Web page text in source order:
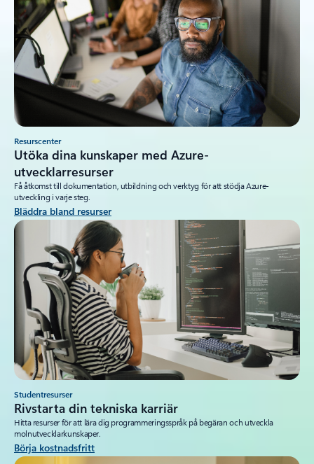
Resurscenter
Utöka dina kunskaper med Azure-
utvecklarresurser
Få åtkomst till dokumentation, utbildning och verktyg för att stödja Azure-
utveckling i varje steg.
Bläddra bland resurser
Studentresurser
Rivstarta din tekniska karriär
Hitta resurser för att lära dig programmeringsspråk på begäran och utveckla
molnutvecklarkunskaper.
Börja kostnadsfritt